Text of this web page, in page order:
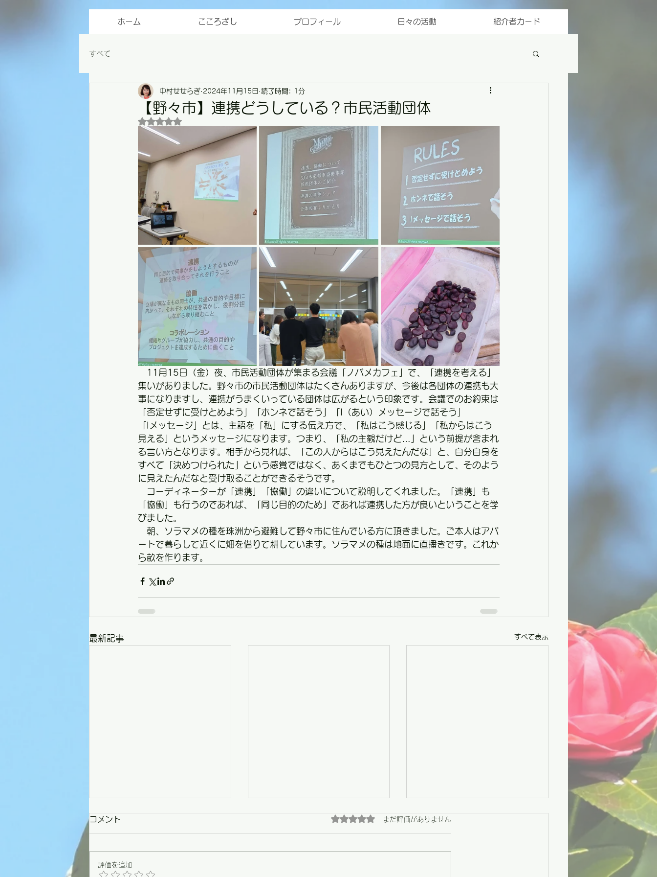
ホーム こころざし プロフィール 日々の活動 紹介者カード
すべて
【野々市】連携どうしている？市民活動団体
中村せせらぎ 2024年11月15日 読了時間: 1分
5つ星のうちNaNと評価されています。
11月15日（金）夜、 市民活動団体が集まる会議「ノバメカフェ」で、「連携を考える」
集いがありました。野々市の市民活動団体はたくさんありますが、今後は各団体の連携も大
事になりますし、連携がうまくいっている団体は広がるという印象です。会議でのお約束は
「否定せずに受けとめよう」「ホンネで話そう」「I（あい）メッセージで話そう」
「Iメッセージ」とは、主語を「私」にする伝え方で、「私はこう感じる」「私からはこう
見える」というメッセージになります。つまり、「私の主観だけど…」という前提が含まれ
る言い方となります。相手から見れば、「この人からはこう見えたんだな」と、自分自身を
すべて「決めつけられた」という感覚ではなく、あくまでもひとつの見方として、そのよう
に見えたんだなと受け取ることができるそうです。
コーディネーターが「連携」「協働」の違いについて説明してくれました。「連携」も
「協働」も行うのであれば、「同じ目的のため」であれば連携した方が良いということを学
びました。
朝、ソラマメの種を珠洲から避難して野々市に住んでいる方に頂きました。ご本人はアパ
ートで暮らして近くに畑を借りて耕しています。ソラマメの種は地面に直播きです。これか
ら畝を作ります。
最新記事 すべて表示
コメント 5つ星のうち0と評価されています。
まだ評価がありません
評価を追加